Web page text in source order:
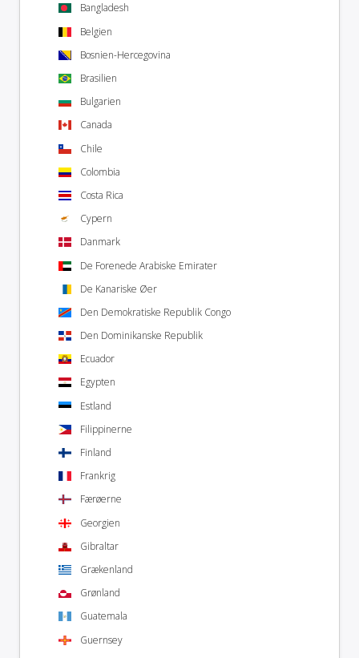
Bangladesh
Belgien
Bosnien-Hercegovina
Brasilien
Bulgarien
Canada
Chile
Colombia
Costa Rica
Cypern
Danmark
De Forenede Arabiske Emirater
De Kanariske Øer
Den Demokratiske Republik Congo
Den Dominikanske Republik
Ecuador
Egypten
Estland
Filippinerne
Finland
Frankrig
Færøerne
Georgien
Gibraltar
Grækenland
Grønland
Guatemala
Guernsey